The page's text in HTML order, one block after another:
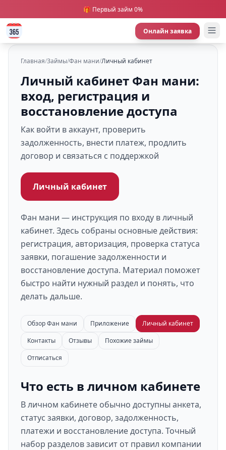
🎁 Первый займ 0%
Онлайн заявка
Главная/Займы/Фан мани/Личный кабинет
Личный кабинет Фан мани:
вход, регистрация и
восстановление доступа
Как войти в аккаунт, проверить
задолженность, внести платеж, продлить
договор и связаться с поддержкой
Личный кабинет
Фан мани — инструкция по входу в личный
кабинет. Здесь собраны основные действия:
регистрация, авторизация, проверка статуса
заявки, погашение задолженности и
восстановление доступа. Материал поможет
быстро найти нужный раздел и понять, что
делать дальше.
Обзор Фан мани Приложение
Личный кабинет
Контакты
Отзывы
Похожие займы
Отписаться
Что есть в личном кабинете
В личном кабинете обычно доступны анкета,
статус заявки, договор, задолженность,
платежи и восстановление доступа. Точный
набор разделов зависит от правил компании